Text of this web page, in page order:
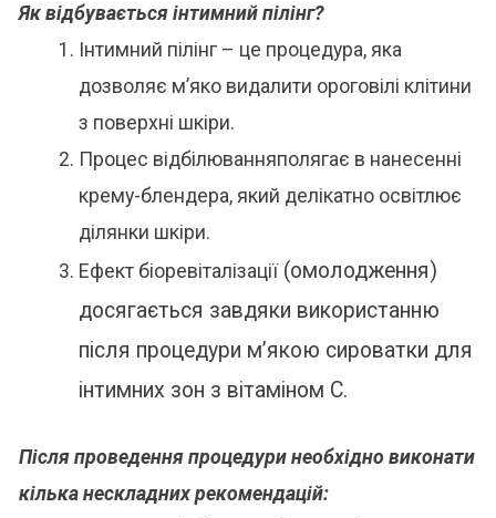
Як відбувається інтимний пілінг?
Інтимний пілінг– це процедура, яка
дозволяє м’яко видалити ороговілі клітини
з поверхні шкіри.
Процес відбілюванняполягає в нанесенні
крему-блендера, який делікатно освітлює
ділянки шкіри.
Ефект біоревіталізації(омолодження)
досягається завдяки використанню
після процедури м’якою сироватки для
інтимних зон з вітаміном С.
Після проведення процедури необхідно виконати
кілька нескладних рекомендацій: